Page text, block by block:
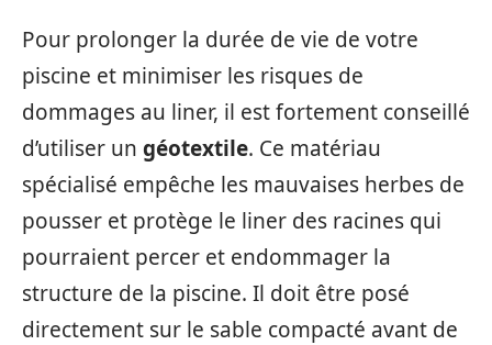
Pour prolonger la durée de vie de votre
piscine et minimiser les risques de
dommages au liner, il est fortement conseillé
d’utiliser un géotextile. Ce matériau
spécialisé empêche les mauvaises herbes de
pousser et protège le liner des racines qui
pourraient percer et endommager la
structure de la piscine. Il doit être posé
directement sur le sable compacté avant de